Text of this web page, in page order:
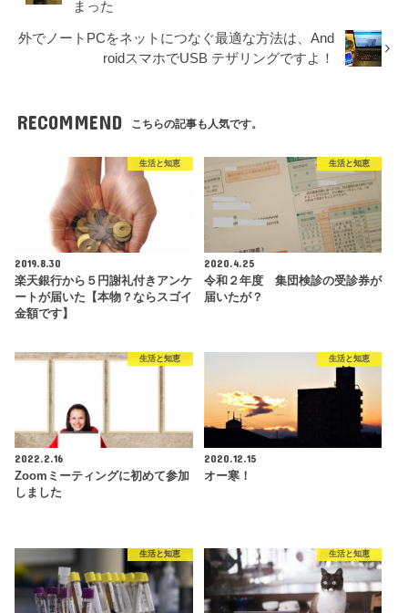
まった
外でノートPCをネットにつなぐ最適な方法は、And
roidスマホでUSB テザリングですよ！
RECOMMEND こちらの記事も人気です。
生活と知恵
2019.8.30
楽天銀行から５円謝礼付きアンケ
ートが届いた【本物？ならスゴイ
金額です】
生活と知恵
2020.4.25
令和２年度 集団検診の受診券が
届いたが？
生活と知恵
2022.2.16
Zoomミーティングに初めて参加
しました
生活と知恵
2020.12.15
オー寒！
生活と知恵 生活と知恵